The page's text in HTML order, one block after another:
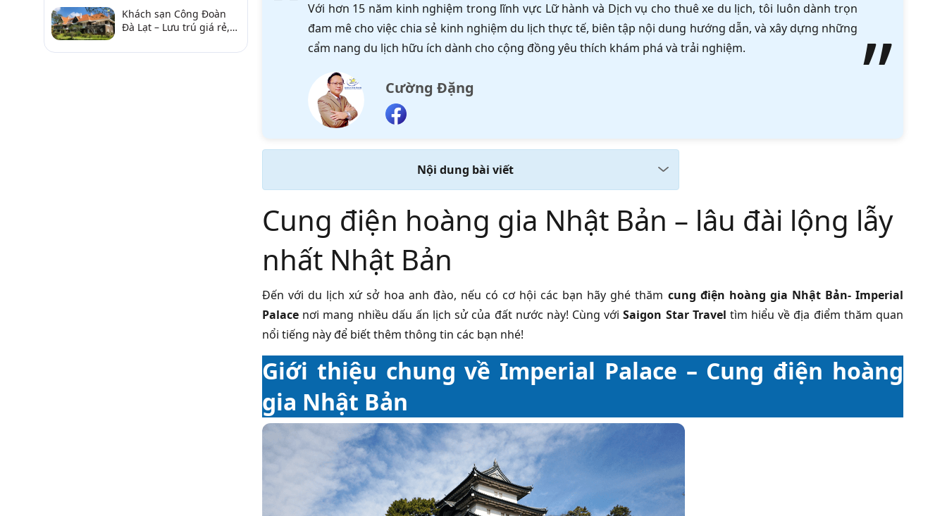
Với hơn 15 năm kinh nghiệm trong lĩnh vực Lữ hành và Dịch vụ cho thuê xe du lịch, tôi luôn dành trọn
đam mê cho việc chia sẻ kinh nghiệm du lịch thực tế, biên tập nội dung hướng dẫn, và xây dựng những
cẩm nang du lịch hữu ích dành cho cộng đồng yêu thích khám phá và trải nghiệm.
Cường Đặng
Nội dung bài viết
Cung điện hoàng gia Nhật Bản – lâu đài lộng lẫy
nhất Nhật Bản
Đến với du lịch xứ sở hoa anh đào, nếu có cơ hội các bạn hãy ghé thăm cung điện hoàng gia Nhật Bản- Imperial
Palace nơi mang nhiều dấu ấn lịch sử của đất nước này! Cùng vớiSaigon Star Travel tìm hiểu về địa điểm thăm quan
nổi tiếng này để biết thêm thông tin các bạn nhé!
Giới thiệu chung về Imperial Palace – Cung điện hoàng
gia Nhật Bản
Khách sạn Công Đoàn
Đà Lạt – Lưu trú giá rẻ,
Hương